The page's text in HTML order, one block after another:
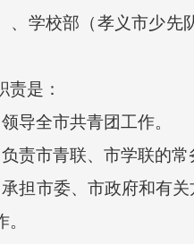
、学校部（孝义市少
是：
全市共青团工作。
市青联、市学联的常
市委、市政府和有关